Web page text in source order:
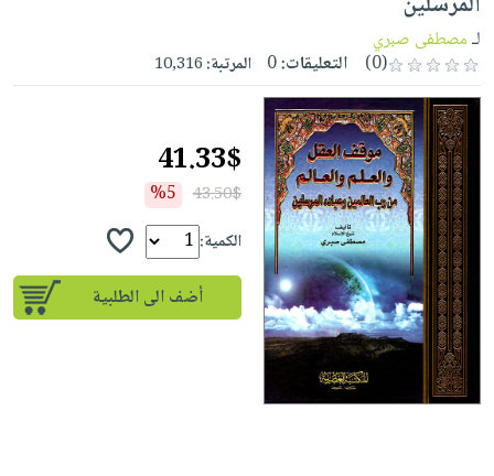
شحن
مخفض
عروض
خاصة
صفحات
مشوقة
إختياراتنا
كتب
أكاديمية
صندوق
القراءة
English
صدر
حديثاً
الأكثر
مبيعاً
كتب
مجانية
إختياراتنا
iKitab
بلا
حدود
أسئلة
يتكرر
طرحها
صوتية
الصفحة
الرئيسية
masmu3
بلا
حدود
أسئلة
يتكرر
طرحها
تحميل
masmu3
على
Android
أطفال
وناشئة
الصفحة
الرئيسية
المواضيع
الأكثر
مبيعاً
وسائل
تعليمية
صندوق
وسائل
تعليمية
الصحة
والعناية
الشخصية
جديد
لـمصطفى صبري
(0)
التعليقات:0 المرتبة:10,316
41.33$
43.50$
%5
الكمية:
أضف الى الطلبية